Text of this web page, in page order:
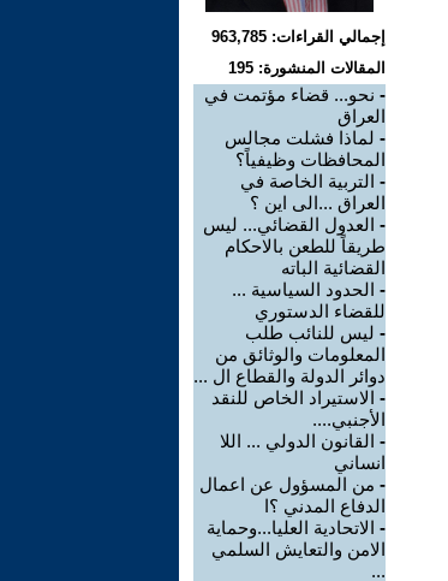
إجمالي القراءات: 963,785
المقالات المنشورة: 195
- نحو... قضاء مؤتمت في
العراق
- لماذا فشلت مجالس
المحافظات وظيفياً؟
- التربية الخاصة في
العراق ...الى اين ؟
- العدول القضائي... ليس
طريقاً للطعن بالاحكام
القضائية الباته
- الحدود السياسية ...
للقضاء الدستوري
- ليس للنائب طلب
المعلومات والوثائق من
دوائر الدولة والقطاع ال ...
- الاستيراد الخاص للنقد
الأجنبي....
- القانون الدولي ... اللا
انساني
- من المسؤول عن اعمال
الدفاع المدني ؟ا
- الاتحادية العليا...وحماية
الامن والتعايش السلمي
...